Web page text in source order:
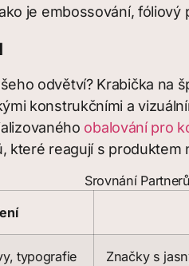
je embossování, fóliový
odvětví? Krabička na
konstrukčními a
obalování pro
které reagují s
Srovnání
typografie
Značky s